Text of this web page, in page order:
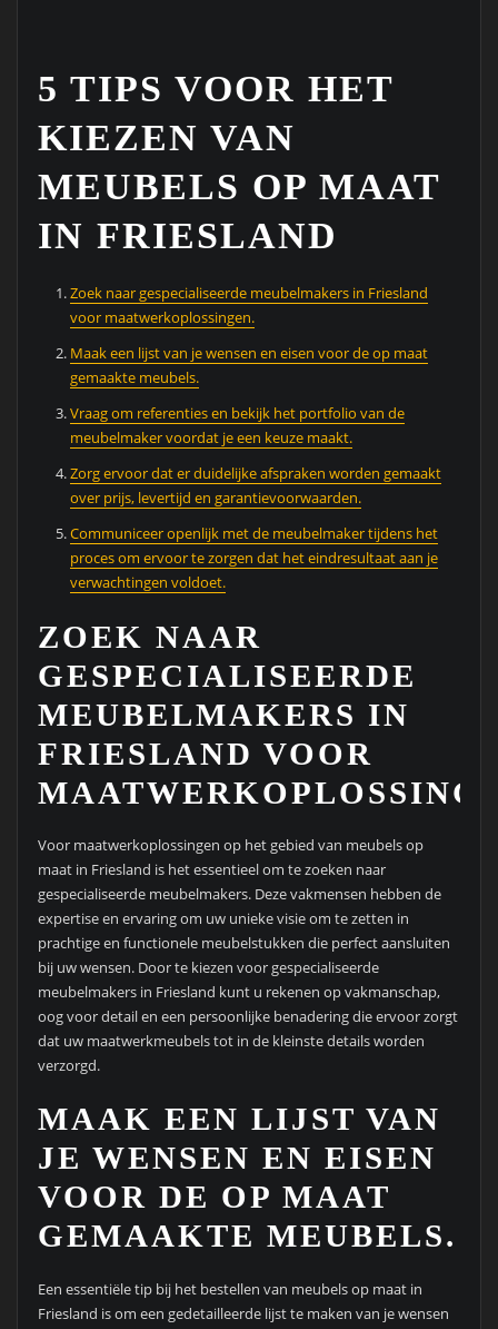
5 TIPS VOOR HET
KIEZEN VAN
MEUBELS OP MAAT
IN FRIESLAND
Zoek naar gespecialiseerde meubelmakers in Friesland
voor maatwerkoplossingen.
Maak een lijst van je wensen en eisen voor de op maat
gemaakte meubels.
Vraag om referenties en bekijk het portfolio van de
meubelmaker voordat je een keuze maakt.
Zorg ervoor dat er duidelijke afspraken worden gemaakt
over prijs, levertijd en garantievoorwaarden.
Communiceer openlijk met de meubelmaker tijdens het
proces om ervoor te zorgen dat het eindresultaat aan je
verwachtingen voldoet.
ZOEK NAAR
GESPECIALISEERDE
MEUBELMAKERS IN
FRIESLAND VOOR
Voor maatwerkoplossingen op het gebied van meubels op
maat in Friesland is het essentieel om te zoeken naar
gespecialiseerde meubelmakers. Deze vakmensen hebben de
expertise en ervaring om uw unieke visie om te zetten in
prachtige en functionele meubelstukken die perfect aansluiten
bij uw wensen. Door te kiezen voor gespecialiseerde
meubelmakers in Friesland kunt u rekenen op vakmanschap,
oog voor detail en een persoonlijke benadering die ervoor zorgt
dat uw maatwerkmeubels tot in de kleinste details worden
verzorgd.
MAAK EEN LIJST VAN
JE WENSEN EN EISEN
VOOR DE OP MAAT
GEMAAKTE MEUBELS.
Een essentiële tip bij het bestellen van meubels op maat in
Friesland is om een gedetailleerde lijst te maken van je wensen